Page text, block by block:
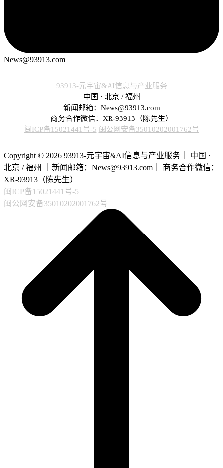
News@93913.com
93913-元宇宙&AI信息与产业服务
中国 · 北京 / 福州
新闻邮箱：News@93913.com
商务合作微信：XR-93913（陈先生）
闽ICP备15021441号-5 闽公网安备35010202001762号
Copyright © 2026 93913-元宇宙&AI信息与产业服务｜ 中国 ·
北京 / 福州 ｜新闻邮箱：News@93913.com｜ 商务合作微信：
XR-93913（陈先生）
闽ICP备15021441号-5
闽公网安备35010202001762号